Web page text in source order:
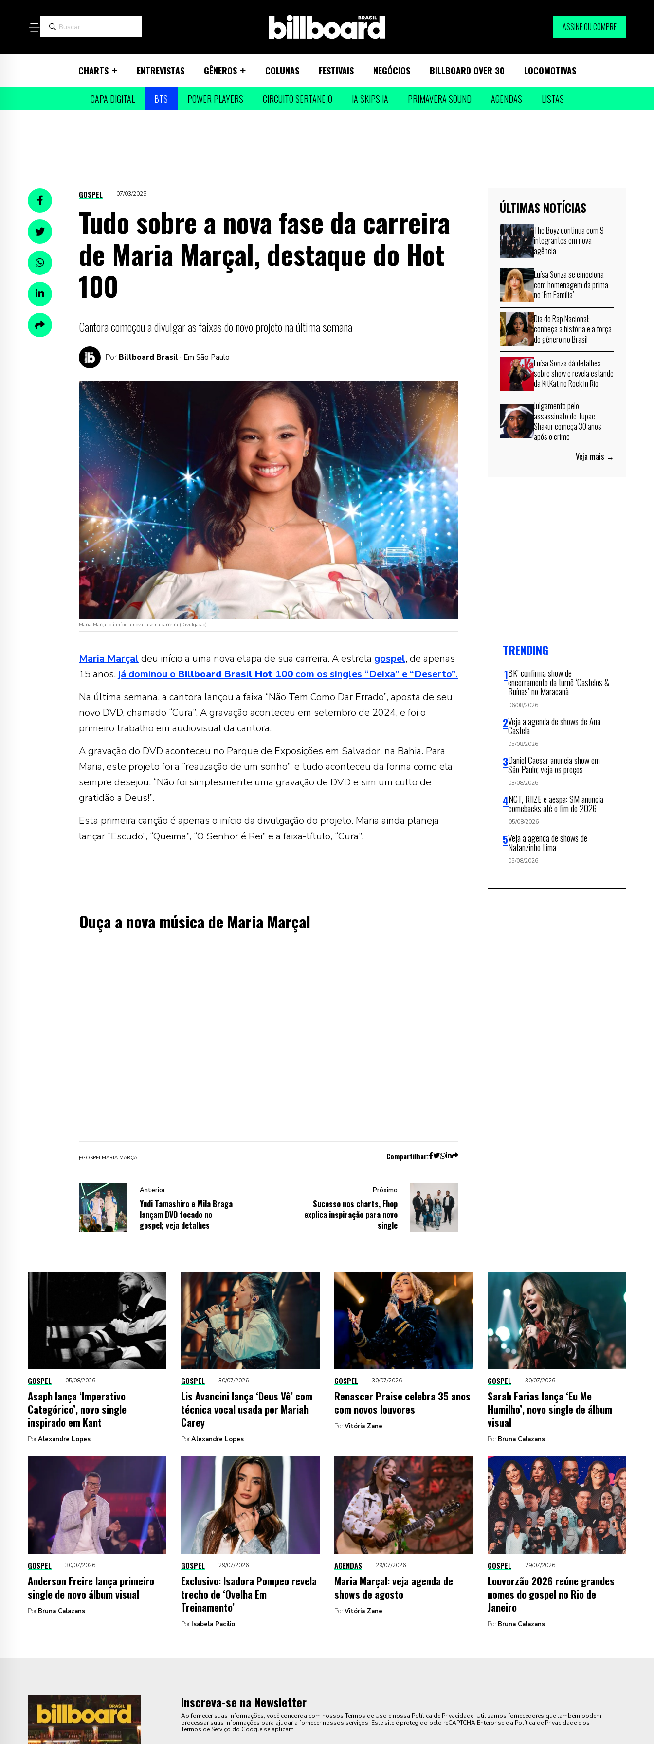
ASSINE OU COMPRE
CHARTS ENTREVISTAS GÊNEROS COLUNAS FESTIVAIS NEGÓCIOS BILLBOARD OVER 30 LOCOMOTIVAS
CAPA DIGITAL BTS POWER PLAYERS CIRCUITO SERTANEJO IA SKIPS IA PRIMAVERA SOUND AGENDAS LISTAS
GOSPEL 07/03/2025
Tudo sobre a nova fase da carreira
de Maria Marçal, destaque do Hot
100
Cantora começou a divulgar as faixas do novo projeto na última semana
Por Billboard Brasil · Em São Paulo
Maria Marçal dá início a nova fase na carreira (Divulgação)
Maria Marçal deu início a uma nova etapa de sua carreira. A estrela gospel, de apenas
15 anos, já dominou o Billboard Brasil Hot 100 com os singles “Deixa” e “Deserto”.
Na última semana, a cantora lançou a faixa “Não Tem Como Dar Errado”, aposta de seu
novo DVD, chamado “Cura”. A gravação aconteceu em setembro de 2024, e foi o
primeiro trabalho em audiovisual da cantora.
A gravação do DVD aconteceu no Parque de Exposições em Salvador, na Bahia. Para
Maria, este projeto foi a “realização de um sonho”, e tudo aconteceu da forma como ela
sempre desejou. “Não foi simplesmente uma gravação de DVD e sim um culto de
gratidão a Deus!”.
Esta primeira canção é apenas o início da divulgação do projeto. Maria ainda planeja
lançar “Escudo”, “Queima”, “O Senhor é Rei” e a faixa-título, “Cura”.
Ouça a nova música de Maria Marçal
ƑGOSPELMARIA MARÇAL Compartilhar:
Anterior
Yudi Tamashiro e Mila Braga
lançam DVD focado no
gospel; veja detalhes
Próximo
Sucesso nos charts, Fhop
explica inspiração para novo
single
ÚLTIMAS NOTÍCIAS
The Boyz continua com 9
integrantes em nova
agência
Luísa Sonza se emociona
com homenagem da prima
no ‘Em Família’
Dia do Rap Nacional:
conheça a história e a força
do gênero no Brasil
Luísa Sonza dá detalhes
sobre show e revela estande
da KitKat no Rock in Rio
Julgamento pelo
assassinato de Tupac
Shakur começa 30 anos
após o crime
Veja mais →
TRENDING
BK’ confirma show de
encerramento da turnê ‘Castelos &
Ruínas’ no Maracanã
06/08/2026
Veja a agenda de shows de Ana
Castela
05/08/2026
Daniel Caesar anuncia show em
São Paulo; veja os preços
03/08/2026
NCT, RIIZE e aespa: SM anuncia
comebacks até o fim de 2026
05/08/2026
Veja a agenda de shows de
Natanzinho Lima
05/08/2026
GOSPEL 05/08/2026
Asaph lança ‘Imperativo
Categórico’, novo single
inspirado em Kant
PorAlexandre Lopes
GOSPEL 30/07/2026
Lis Avancini lança ‘Deus Vê’ com
técnica vocal usada por Mariah
Carey
PorAlexandre Lopes
GOSPEL 30/07/2026
Renascer Praise celebra 35 anos
com novos louvores
PorVitória Zane
GOSPEL 30/07/2026
Sarah Farias lança ‘Eu Me
Humilho’, novo single de álbum
visual
Por Bruna Calazans
GOSPEL 30/07/2026
Anderson Freire lança primeiro
single de novo álbum visual
Por Bruna Calazans
GOSPEL 29/07/2026
Exclusivo: Isadora Pompeo revela
trecho de ‘Ovelha Em
Treinamento’
Por Isabela Pacilio
AGENDAS 29/07/2026
Maria Marçal: veja agenda de
shows de agosto
PorVitória Zane
GOSPEL 29/07/2026
Louvorzão 2026 reúne grandes
nomes do gospel no Rio de
Janeiro
Por Bruna Calazans
Inscreva-se na Newsletter
Ao fornecer suas informações, você concorda com nossos Termos de Uso e nossa Política de Privacidade. Utilizamos fornecedores que também podem
processar suas informações para ajudar a fornecer nossos serviços. Este site é protegido pelo reCAPTCHA Enterprise e a Política de Privacidade e os
Termos de Serviço do Google se aplicam.